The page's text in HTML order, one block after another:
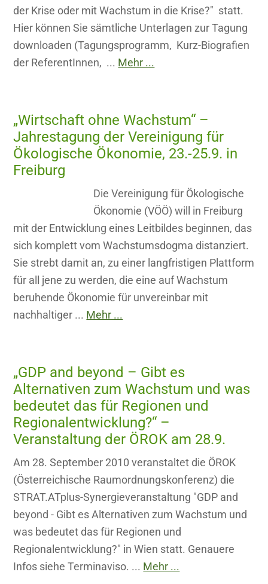
der Krise oder mit Wachstum in die Krise?" statt.
Hier können Sie sämtliche Unterlagen zur Tagung
downloaden (Tagungsprogramm, Kurz-Biografien
der ReferentInnen, ... Mehr ...
„Wirtschaft ohne Wachstum“ –
Jahrestagung der Vereinigung für
Ökologische Ökonomie, 23.-25.9. in
Freiburg
Die Vereinigung für Ökologische
Ökonomie (VÖÖ) will in Freiburg
mit der Entwicklung eines Leitbildes beginnen, das
sich komplett vom Wachstumsdogma distanziert.
Sie strebt damit an, zu einer langfristigen Plattform
für all jene zu werden, die eine auf Wachstum
beruhende Ökonomie für unvereinbar mit
nachhaltiger ... Mehr ...
„GDP and beyond – Gibt es
Alternativen zum Wachstum und was
bedeutet das für Regionen und
Regionalentwicklung?“ –
Veranstaltung der ÖROK am 28.9.
Am 28. September 2010 veranstaltet die ÖROK
(Österreichische Raumordnungskonferenz) die
STRAT.ATplus-Synergieveranstaltung "GDP and
beyond - Gibt es Alternativen zum Wachstum und
was bedeutet das für Regionen und
Regionalentwicklung?" in Wien statt. Genauere
Infos siehe Terminaviso. ... Mehr ...